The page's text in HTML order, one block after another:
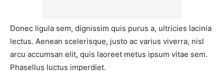
Donec ligula sem, dignissim quis purus a, ultricies lacinia
lectus. Aenean scelerisque, justo ac varius viverra, nisl
arcu accumsan elit, quis laoreet metus ipsum vitae sem.
Phasellus luctus imperdiet.